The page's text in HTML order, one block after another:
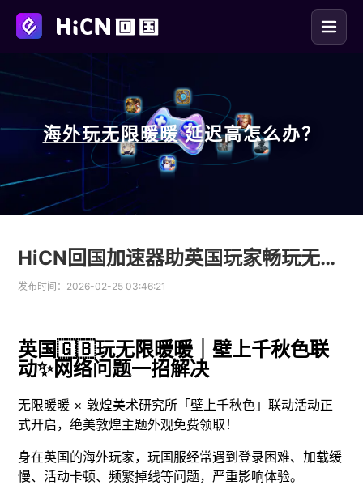
海外玩无限暖暖 延迟高怎么办？
HiCN回国加速器助英国玩家畅玩无限暖暖联动
发布时间： 2026-02-25 03:46:21
英国🇬🇧玩无限暖暖｜壁上千秋色联
动✨网络问题一招解决
无限暖暖 × 敦煌美术研究所「壁上千秋色」联动活动正
式开启，绝美敦煌主题外观免费领取！
身在英国的海外玩家，玩国服经常遇到登录困难、加载缓
慢、活动卡顿、频繁掉线等问题，严重影响体验。